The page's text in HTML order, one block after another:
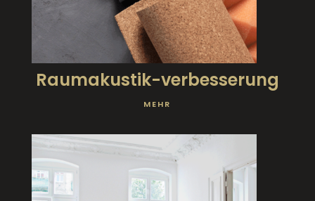
Raumakustik-verbesserung
MEHR